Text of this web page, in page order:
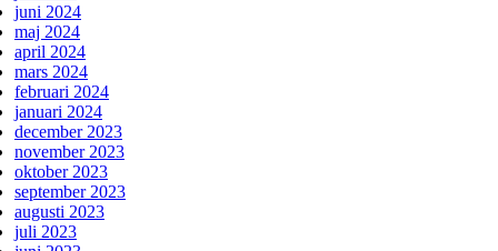
juni 2024
maj 2024
april 2024
mars 2024
februari 2024
januari 2024
december 2023
november 2023
oktober 2023
september 2023
augusti 2023
juli 2023